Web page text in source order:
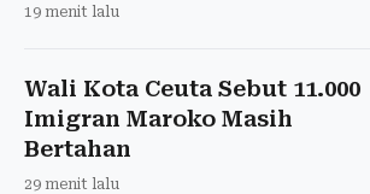
19 menit lalu
Wali Kota Ceuta Sebut 11.000
Imigran Maroko Masih
Bertahan
29 menit lalu